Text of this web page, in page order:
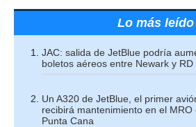
Lo más leído
JAC: salida de JetBlue podría
boletos aéreos entre Newark y RD
Un A320 de JetBlue, el primer
recibirá mantenimiento en el MRO
Punta Cana